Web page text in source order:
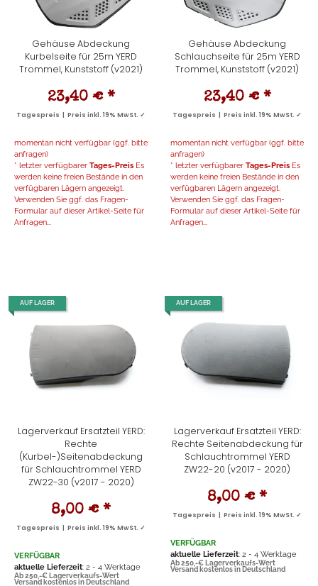
Gehäuse Abdeckung
Kurbelseite für 25m YERD
Trommel, Kunststoff (v2021)
23,40 € *
Tagespreis | Preis inkl. 19% MwSt. ✓
momentan nicht verfügbar (ggf. bitte
anfragen)
* letzter verfügbarer Tages-Preis Es
werden keine freien Bestände in den
verfügbaren Lägern angezeigt.
Verwenden Sie ggf. das Fragen-
Formular auf dieser Artikel-Seite für
Anfragen...
Gehäuse Abdeckung
Schlauchseite für 25m YERD
Trommel, Kunststoff (v2021)
23,40 € *
Tagespreis | Preis inkl. 19% MwSt. ✓
momentan nicht verfügbar (ggf. bitte
anfragen)
* letzter verfügbarer Tages-Preis Es
werden keine freien Bestände in den
verfügbaren Lägern angezeigt.
Verwenden Sie ggf. das Fragen-
Formular auf dieser Artikel-Seite für
Anfragen...
AUF LAGER
Lagerverkauf Ersatzteil YERD:
Rechte
(Kurbel-)Seitenabdeckung
für Schlauchtrommel YERD
ZW22-30 (v2017 - 2020)
8,00 € *
Tagespreis | Preis inkl. 19% MwSt. ✓
VERFÜGBAR
aktuelle Lieferzeit: 2 - 4 Werktage
Ab 250,-€ Lagerverkaufs-Wert
Versand kostenlos in Deutschland
AUF LAGER
Lagerverkauf Ersatzteil YERD:
Rechte Seitenabdeckung für
Schlauchtrommel YERD
ZW22-20 (v2017 - 2020)
8,00 € *
Tagespreis | Preis inkl. 19% MwSt. ✓
VERFÜGBAR
aktuelle Lieferzeit: 2 - 4 Werktage
Ab 250,-€ Lagerverkaufs-Wert
Versand kostenlos in Deutschland